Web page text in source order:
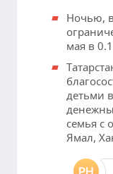
Ночью,
мая в
детьми
семья с
Ямал,